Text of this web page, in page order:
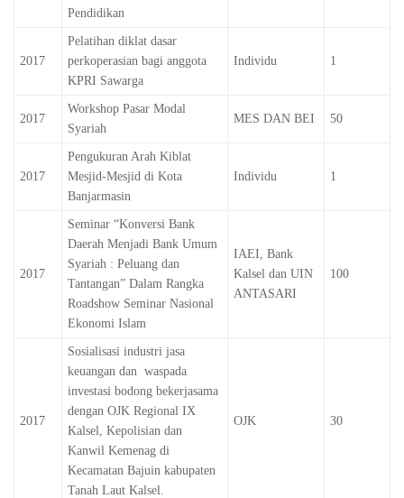
Pendidikan
2017
Pelatihan diklat dasar
perkoperasian bagi anggota
KPRI Sawarga
Individu 1
2017
Workshop Pasar Modal
Syariah
MES DAN BEI 50
2017
Pengukuran Arah Kiblat
Mesjid-Mesjid di Kota
Banjarmasin
Individu 1
2017
Seminar “Konversi Bank
Daerah Menjadi Bank Umum
Syariah : Peluang dan
Tantangan” Dalam Rangka
Roadshow Seminar Nasional
Ekonomi Islam
IAEI, Bank
Kalsel dan UIN
ANTASARI
100
2017
Sosialisasi industri jasa
keuangan dan waspada
investasi bodong bekerjasama
dengan OJK Regional IX
Kalsel, Kepolisian dan
Kanwil Kemenag di
Kecamatan Bajuin kabupaten
Tanah Laut Kalsel.
OJK 30